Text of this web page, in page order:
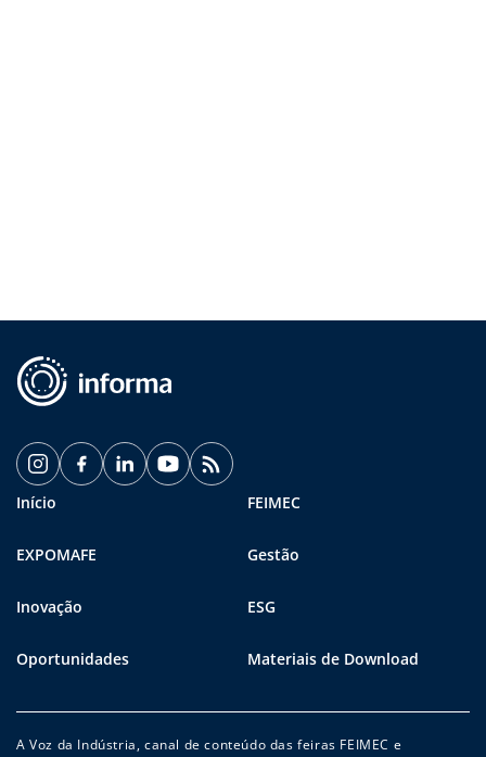
Início FEIMEC
EXPOMAFE Gestão
Inovação ESG
Oportunidades Materiais de Download
A Voz da Indústria, canal de conteúdo das feiras FEIMEC e